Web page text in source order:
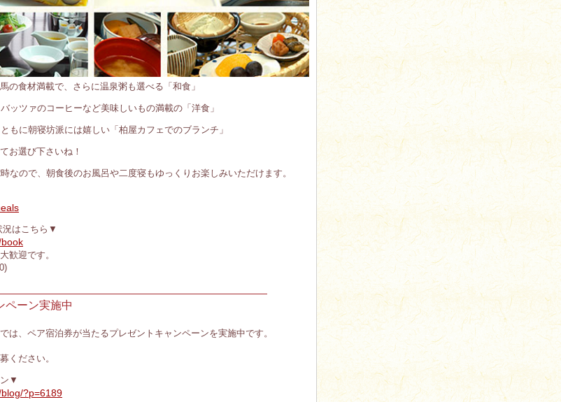
の食材満載で、さらに温泉粥も選べる「和食」
ッツァのコーヒーなど美味しいもの満載の「洋食」
もに朝寝坊派には嬉しい「柏屋カフェでのブランチ」
お選び下さいね！
なので、朝食後のお風呂や二度寝もゆっくりお楽しみいただけます。
況はこちら▼
歓迎です。
ペーン実施中
は、ペア宿泊券が当たるプレゼントキャンペーンを実施中です。
ください。
▼
?p=6189